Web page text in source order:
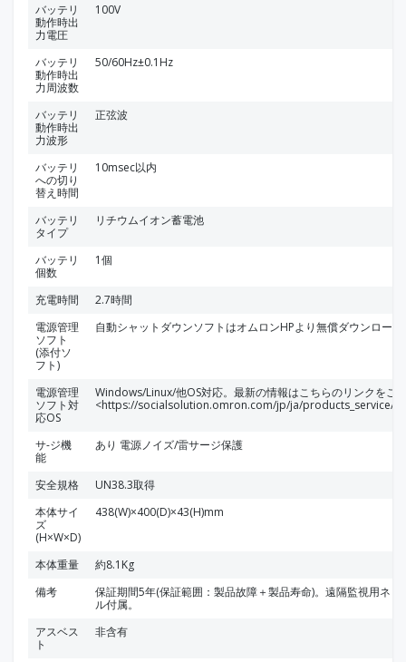
バッテリ
動作時出
力電圧
100V
バッテリ
動作時出
力周波数
50/60Hz±0.1Hz
バッテリ
動作時出
力波形
正弦波
バッテリ
への切り
替え時間
10msec以内
バッテリ
タイプ
リチウムイオン蓄電池
バッテリ
個数
1個
充電時間
2.7時間
電源管理
ソフト
(添付ソ
フト)
自動シャットダウンソフトはオムロンHPより無償ダウンロード
電源管理
ソフト対
応OS
Windows/Linux/他OS対応。最新の情報はこちらのリンクをご
<https://socialsolution.omron.com/jp/ja/products_service/
サ-ジ機
能
あり 電源ノイズ/雷サージ保護
安全規格
UN38.3取得
本体サイ
ズ
(H×W×D)
438(W)×400(D)×43(H)mm
本体重量
約8.1Kg
備考
保証期間5年(保証範囲：製品故障＋製品寿命)。遠隔監視用ネ
ル付属。
アスベス
ト
非含有